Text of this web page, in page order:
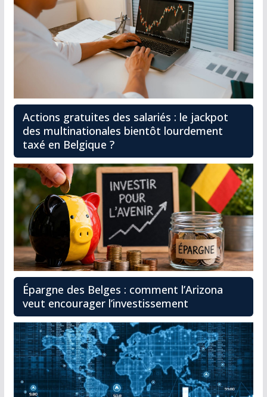
Actions gratuites des salariés : le jackpot
des multinationales bientôt lourdement
taxé en Belgique ?
Épargne des Belges : comment l’Arizona
veut encourager l’investissement